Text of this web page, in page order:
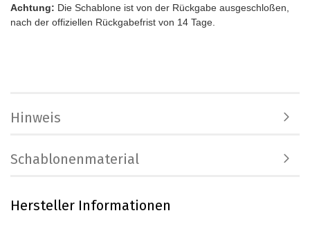
Achtung: Die Schablone ist von der Rückgabe ausgeschloßen,
nach der offiziellen Rückgabefrist von 14 Tage.
Hinweis
Schablonenmaterial
Hersteller Informationen